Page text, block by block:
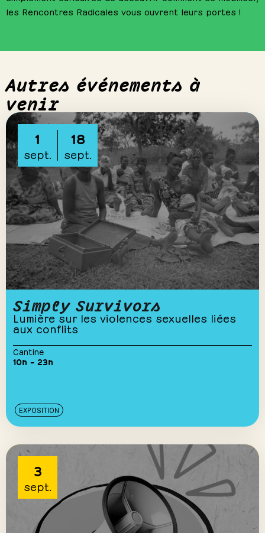
les Rencontres Radicales vous ouvrent leurs portes !
Autres événements à
venir
1
sept.
18
sept.
Simply Survivors
Lumière sur les violences sexuelles liées
aux conflits
Cantine
10h – 23h
EXPOSITION
3
sept.